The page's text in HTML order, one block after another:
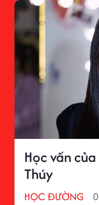
Học vấn
Thúy
HỌC ĐƯỜNG